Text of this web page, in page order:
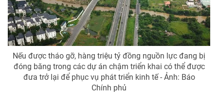
Nếu được tháo gỡ, hàng triệu tỷ đồng nguồn lực đang bị
đóng băng trong các dự án chậm triển khai có thể được
đưa trở lại để phục vụ phát triển kinh tế - Ảnh: Báo
Chính phủ